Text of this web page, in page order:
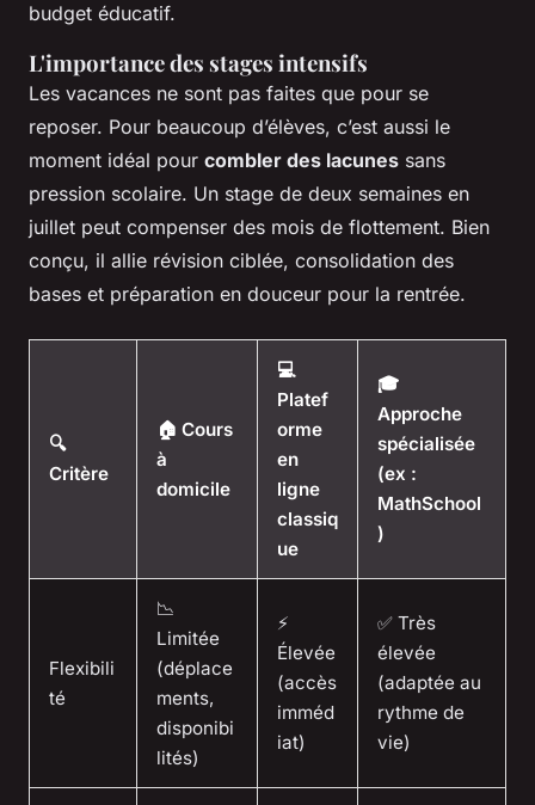
budget éducatif.
L'importance des stages intensifs
Les vacances ne sont pas faites que pour se
reposer. Pour beaucoup d’élèves, c’est aussi le
moment idéal pour combler des lacunes sans
pression scolaire. Un stage de deux semaines en
juillet peut compenser des mois de flottement. Bien
conçu, il allie révision ciblée, consolidation des
bases et préparation en douceur pour la rentrée.
🔍
Critère
🏠 Cours
à
domicile
💻
Platef
orme
en
ligne
classiq
ue
🎓
Approche
spécialisée
(ex :
MathSchool
)
Flexibili
té
📉
Limitée
(déplace
ments,
disponibi
lités)
⚡
Élevée
(accès
imméd
iat)
✅ Très
élevée
(adaptée au
rythme de
vie)